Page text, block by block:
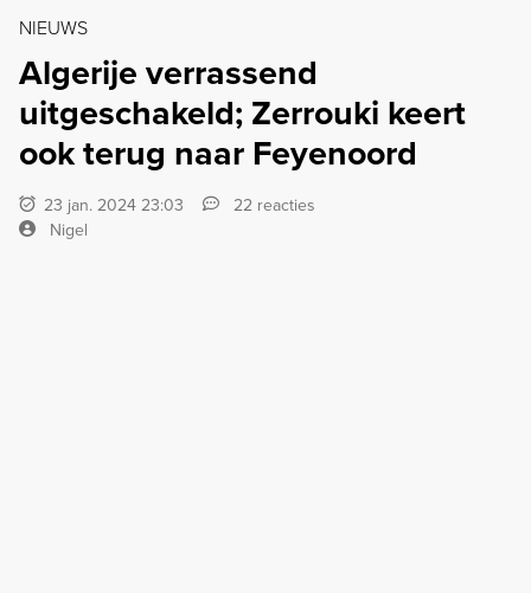
NIEUWS
Algerije verrassend
uitgeschakeld; Zerrouki keert
ook terug naar Feyenoord
23 jan. 2024 23:03
22 reacties
Nigel